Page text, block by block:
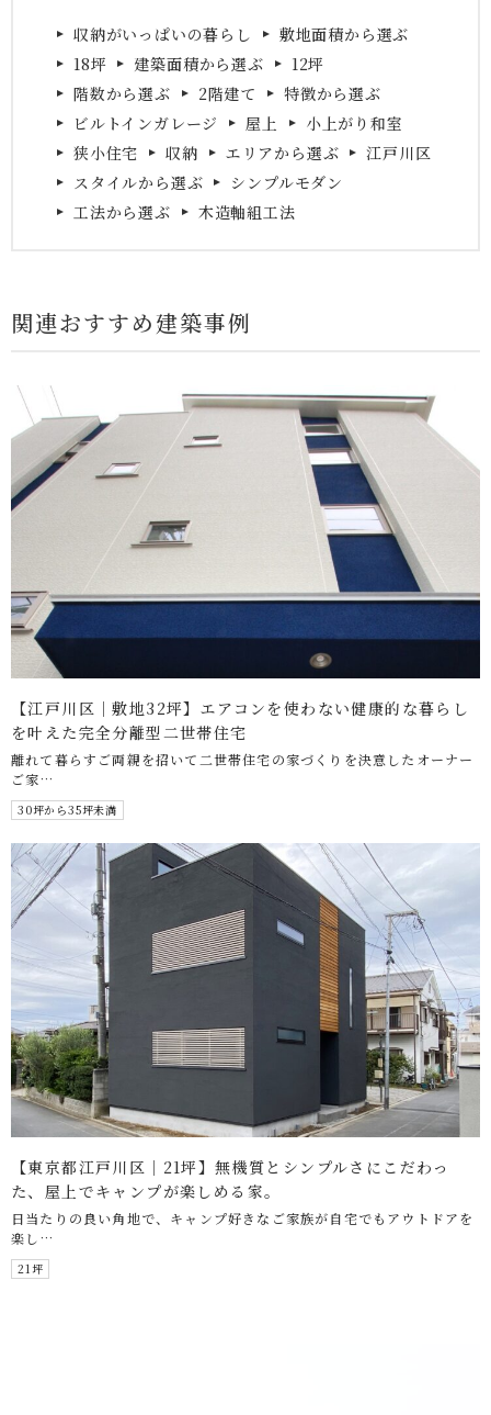
収納がいっぱいの暮らし
敷地面積から選ぶ
18坪
建築面積から選ぶ
12坪
階数から選ぶ
2階建て
特徴から選ぶ
ビルトインガレージ
屋上
小上がり和室
狭小住宅
収納 エリアから選ぶ
江戸川区
スタイルから選ぶ
シンプルモダン
工法から選ぶ
木造軸組工法
関連おすすめ建築事例
【江戸川区｜敷地32坪】エアコンを使わない健康的な暮らし
を叶えた完全分離型二世帯住宅
離れて暮らすご両親を招いて二世帯住宅の家づくりを決意したオーナー
ご家…
30坪から35坪未満
【東京都江戸川区｜21坪】無機質とシンプルさにこだわっ
た、屋上でキャンプが楽しめる家。
日当たりの良い角地で、キャンプ好きなご家族が自宅でもアウトドアを
楽し…
21坪